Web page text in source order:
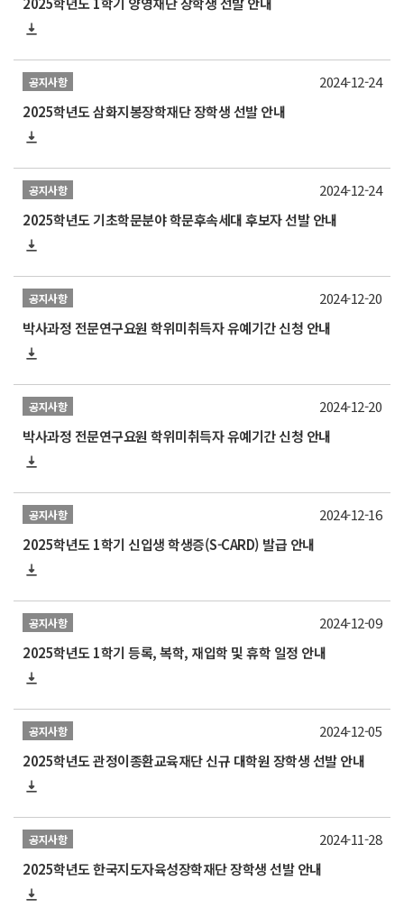
공지사항
2025학년도 삼화지봉장학재단 장학생 선발 안내
2024-12-24
공지사항
2025학년도 기초학문분야 학문후속세대 후보자 선발 안내
2024-12-24
공지사항
박사과정 전문연구요원 학위미취득자 유예기간 신청 안내
2024-12-20
공지사항
박사과정 전문연구요원 학위미취득자 유예기간 신청 안내
2024-12-20
공지사항
2025학년도 1학기 신입생 학생증(S-CARD) 발급 안내
2024-12-16
공지사항
2025학년도 1학기 등록, 복학, 재입학 및 휴학 일정 안내
2024-12-09
공지사항
2025학년도 관정이종환교육재단 신규 대학원 장학생 선발 안내
2024-12-05
공지사항
2025학년도 한국지도자육성장학재단 장학생 선발 안내
2024-11-28